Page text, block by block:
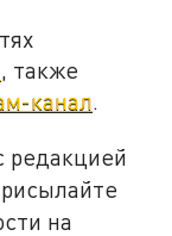
, также
канал.
редакцией
на